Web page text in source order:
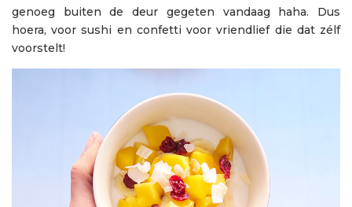
genoeg buiten de deur gegeten vandaag haha. Dus
hoera, voor sushi en confetti voor vriendlief die dat zélf
voorstelt!